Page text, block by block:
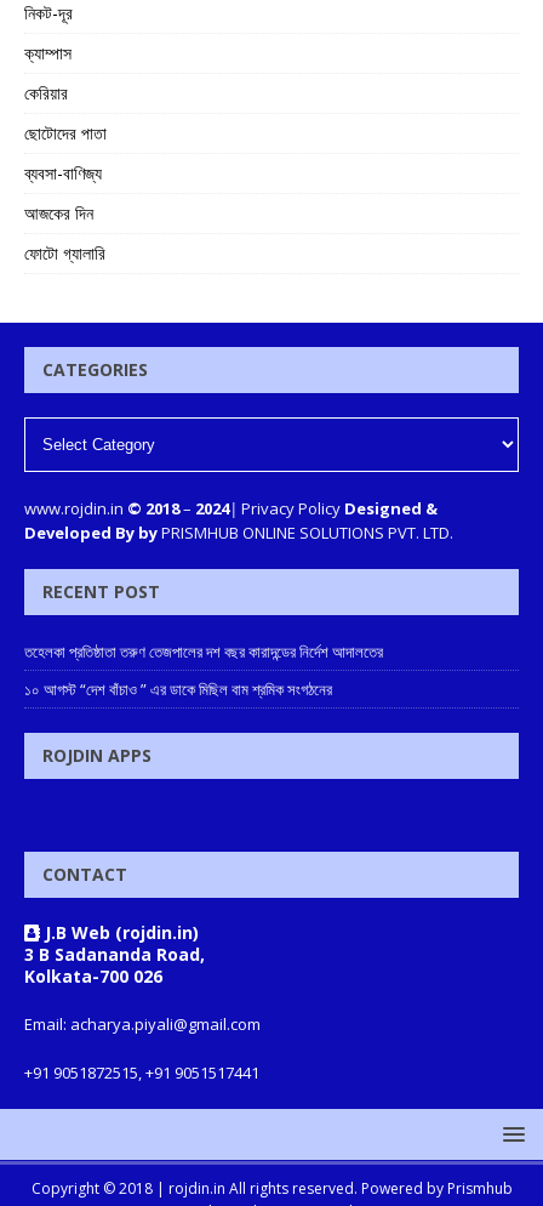
নিকট-দূর
ক্যাম্পাস
কেরিয়ার
ছোটোদের পাতা
ব্যবসা-বাণিজ্য
আজকের দিন
ফোটো গ্যালারি
CATEGORIES
www.rojdin.in © 2018– 2024| Privacy Policy Designed &
Developed By byPRISMHUB ONLINE SOLUTIONS PVT. LTD.
RECENT POST
তহেলকা প্রতিষ্ঠাতা তরুণ তেজপালের দশ বছর কারাদন্ডের নির্দেশ আদালতের
১০ আগস্ট “দেশ বাঁচাও ” এর ডাকে মিছিল বাম শ্রমিক সংগঠনের
ROJDIN APPS
CONTACT
J.B Web (rojdin.in)
3 B Sadananda Road,
Kolkata-700 026
Email: acharya.piyali@gmail.com
+91 9051872515, +91 9051517441
Copyright © 2018 | rojdin.in All rights reserved. Powered by Prismhub